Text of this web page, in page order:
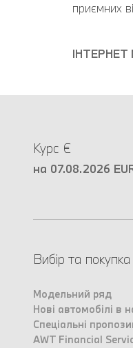
приємних
Курс €
на 07.08.2026
Вибір та покупка
Модельний ряд
Нові автомобілі в
Спеціальні
AWT Financial